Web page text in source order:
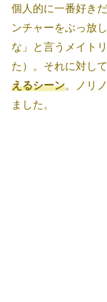
個人的に一番好き
ンチャーをぶっ放
な」と言うメイト
た）。それに対して
えるシーン。ノリ
ました。